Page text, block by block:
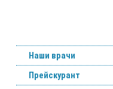
Наши врачи
Прейскурант